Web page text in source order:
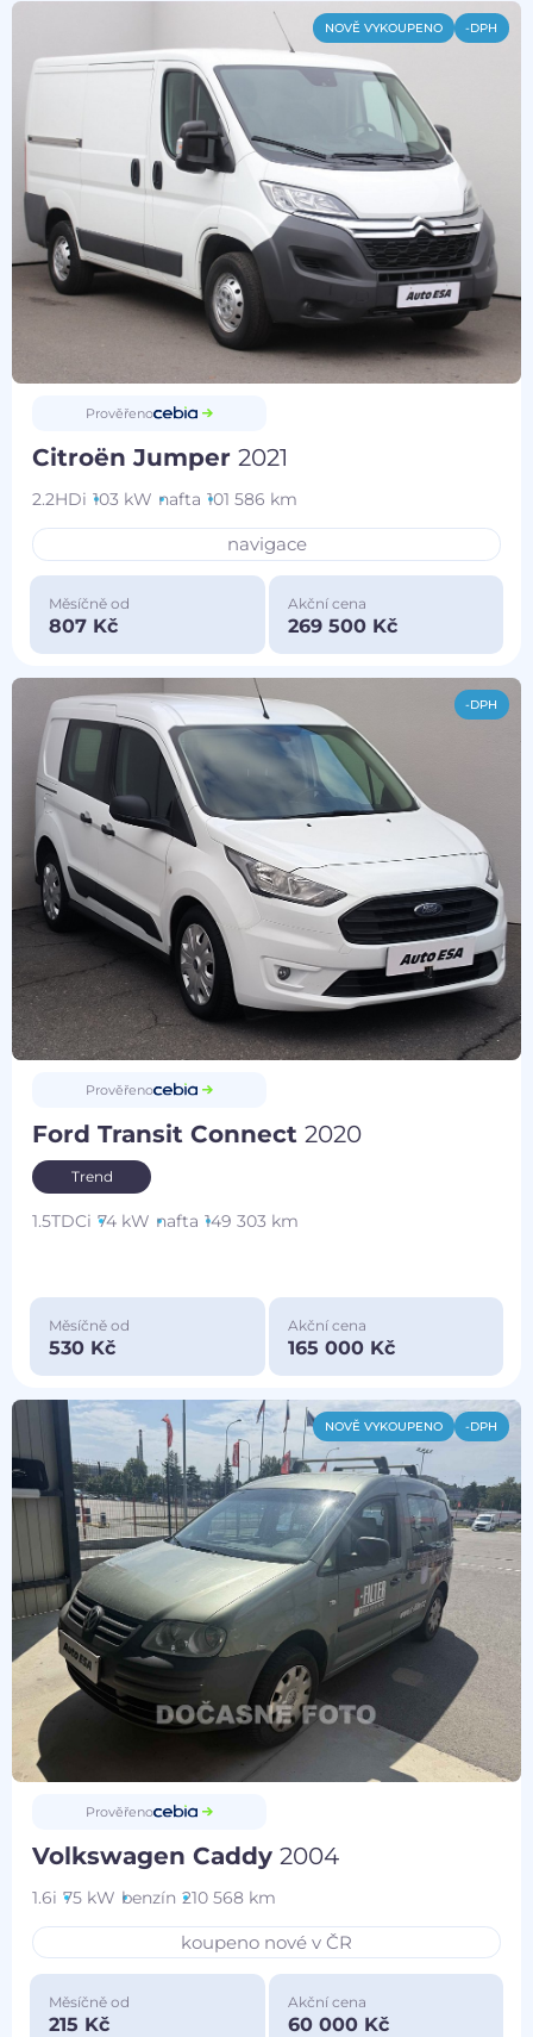
NOVĚ VYKOUPENO -DPH
Prověřeno
Citroën Jumper2021
2.2HDi 103 kW nafta 101 586 km
navigace
Měsíčně od
807 Kč
Akční cena
269 500 Kč
-DPH
Prověřeno
Ford Transit Connect2020
Trend
1.5TDCi 74 kW nafta 149 303 km
Měsíčně od
530 Kč
Akční cena
165 000 Kč
NOVĚ VYKOUPENO -DPH
Prověřeno
Volkswagen Caddy2004
1.6i 75 kW benzín 210 568 km
koupeno nové v ČR
Měsíčně od
215 Kč
Akční cena
60 000 Kč